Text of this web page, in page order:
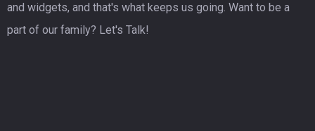
and widgets, and that's what keeps us going. Want to be a
part of our family? Let's Talk!